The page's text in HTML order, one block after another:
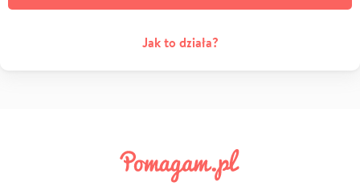
Jak to działa?